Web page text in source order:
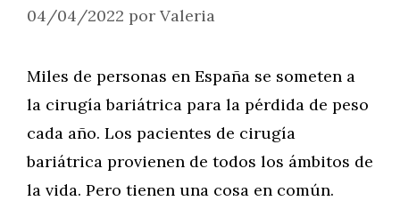
04/04/2022 por Valeria
Miles de personas en España se someten a
la cirugía bariátrica para la pérdida de peso
cada año. Los pacientes de cirugía
bariátrica provienen de todos los ámbitos de
la vida. Pero tienen una cosa en común.